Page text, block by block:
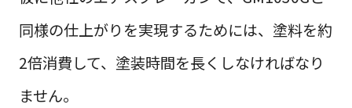
同様の仕上がりを実現するためには、塗料を約
2倍消費して、塗装時間を長くしなければなり
ません。